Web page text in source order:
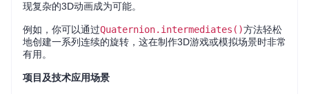
现复杂的3D动画成为可能。
例如，你可以通过Quaternion.intermediates()方法轻松
地创建一系列连续的旋转，这在制作3D游戏或模拟场景时非常
有用。
项目及技术应用场景